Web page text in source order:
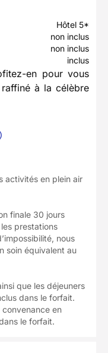
Hôtel 5*
non inclus
non inclus
inclus
en pour vous
à la célèbre
activités en plein air
finale 30 jours
prestations
nous
soin équivalent au
que les déjeuners
dans le forfait.
en
le forfait.